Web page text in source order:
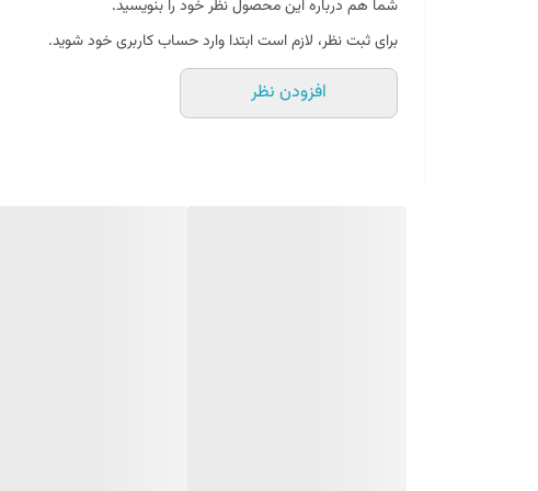
شما هم درباره این محصول نظر خود را بنویسید.
برای ثبت نظر، لازم است ابتدا وارد حساب کاربری خود شوید.
افزودن نظر